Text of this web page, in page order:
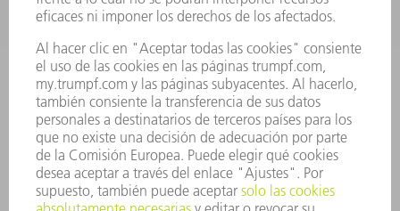
PERFIL DE LA EMPRESA
INFORME ANUAL
PRINCIPIOS CORPORATIVOS
CUMPLIMIENTO
SISTEMA DE INFORMADORES
SEGURIDAD
COMUNICADOS DE PRENSA
REVISTAS
SOSTENIBILIDAD
MEDIO AMBIENTE Y CLIMA